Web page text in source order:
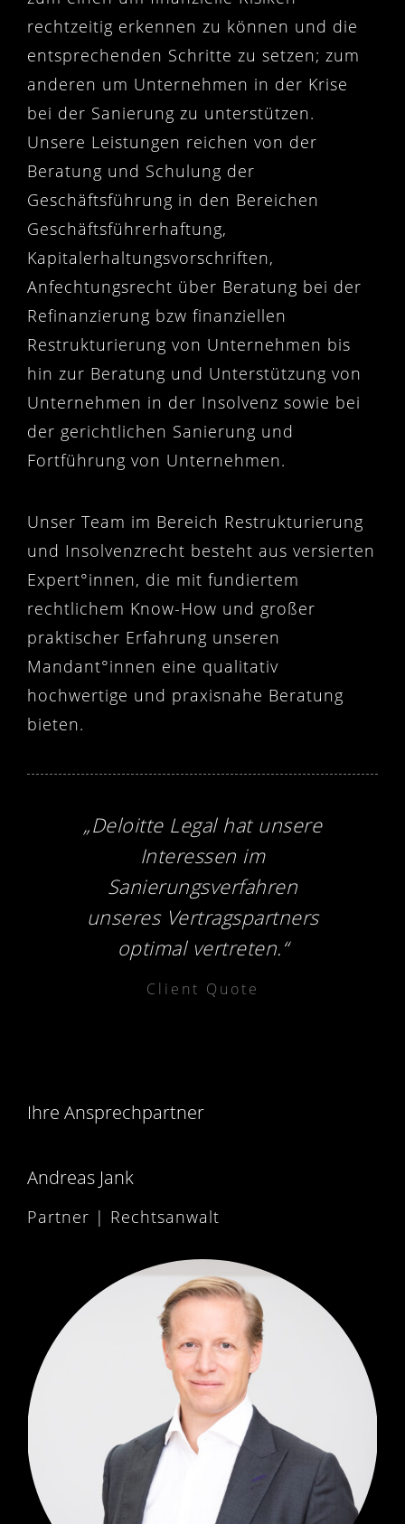
rechtzeitig erkennen zu können und die
entsprechenden Schritte zu setzen; zum
anderen um Unternehmen in der Krise
bei der Sanierung zu unterstützen.
Unsere Leistungen reichen von der
Beratung und Schulung der
Geschäftsführung in den Bereichen
Geschäftsführerhaftung,
Kapitalerhaltungsvorschriften,
Anfechtungsrecht über Beratung bei der
Refinanzierung bzw finanziellen
Restrukturierung von Unternehmen bis
hin zur Beratung und Unterstützung von
Unternehmen in der Insolvenz sowie bei
der gerichtlichen Sanierung und
Fortführung von Unternehmen.
Unser Team im Bereich Restrukturierung
und Insolvenzrecht besteht aus versierten
Expert°innen, die mit fundiertem
rechtlichem Know-How und großer
praktischer Erfahrung unseren
Mandant°innen eine qualitativ
hochwertige und praxisnahe Beratung
bieten.
„Deloitte Legal hat unsere
Interessen im
Sanierungsverfahren
unseres Vertragspartners
optimal vertreten.“
Client Quote
Ihre Ansprechpartner
Andreas Jank
Partner | Rechtsanwalt